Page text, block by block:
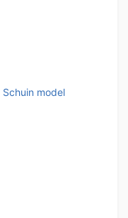
Schuin model